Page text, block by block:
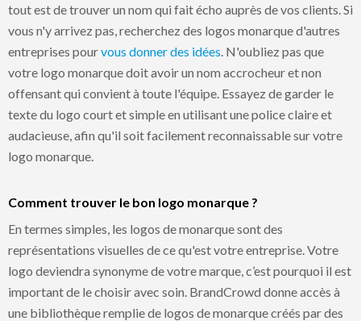
tout est de trouver un nom qui fait écho auprès de vos clients. Si
vous n'y arrivez pas, recherchez des logos monarque d'autres
entreprises pourvous donner des idées . N'oubliez pas que
votre logo monarque doit avoir un nom accrocheur et non
offensant qui convient à toute l'équipe. Essayez de garder le
texte du logo court et simple en utilisant une police claire et
audacieuse, afin qu'il soit facilement reconnaissable sur votre
logo monarque.
Comment trouver le bon logo monarque ?
En termes simples, les logos de monarque sont des
représentations visuelles de ce qu'est votre entreprise. Votre
logo deviendra synonyme de votre marque, c’est pourquoi il est
important de le choisir avec soin. BrandCrowd donne accès à
une bibliothèque remplie de logos de monarque créés par des